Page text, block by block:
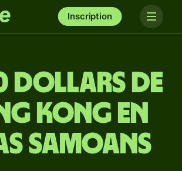
Inscription
dollars de
kong en
samoans